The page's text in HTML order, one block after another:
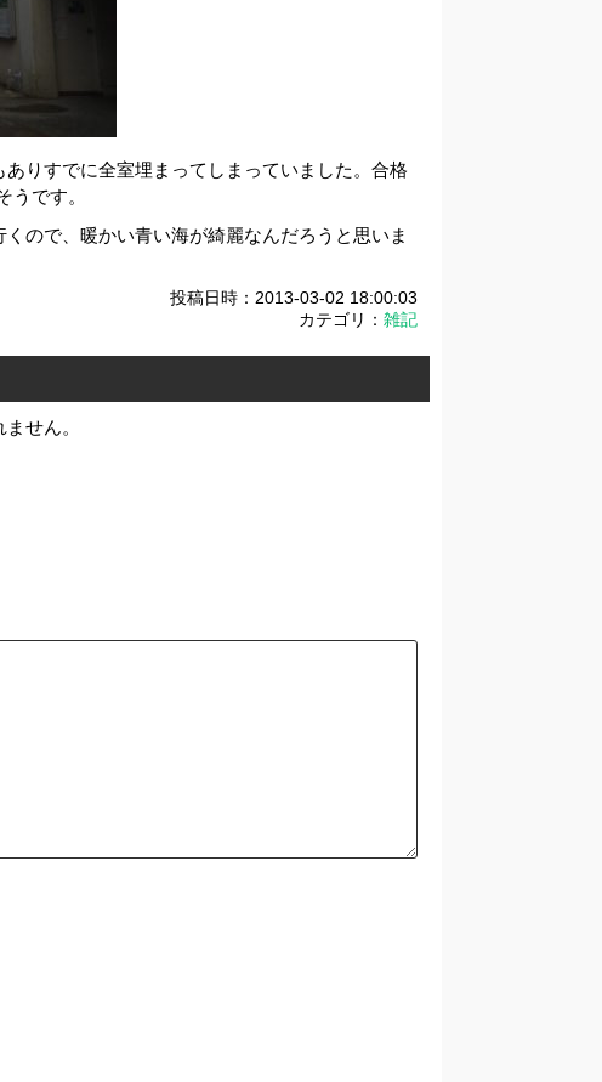
りすでに全室埋まってしまっていました。合格
です。
ので、暖かい青い海が綺麗なんだろうと思いま
投稿日時：2013-03-02 18:00:03
カテゴリ： 雑記
せん。